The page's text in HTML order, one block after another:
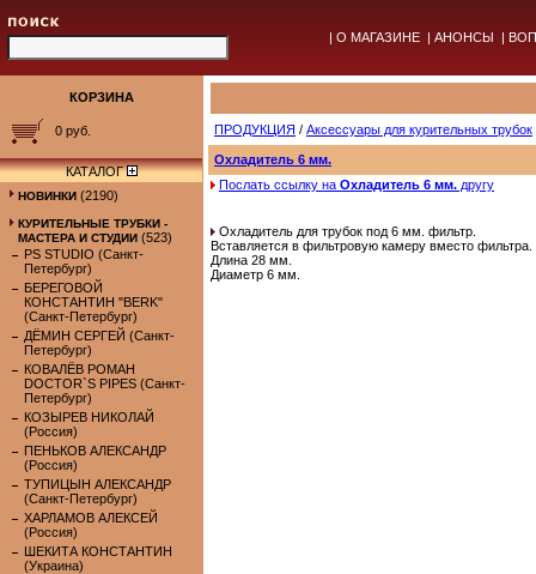
| О МАГАЗИНЕ | АНОНСЫ |
КОРЗИНА
0 руб.
КАТАЛОГ
НОВИНКИ (2190)
КУРИТЕЛЬНЫЕ ТРУБКИ -
МАСТЕРА И СТУДИИ (523)
PS STUDIO (Санкт-
Петербург)
БЕРЕГОВОЙ
КОНСТАНТИН "BERK"
(Санкт-Петербург)
ДЁМИН СЕРГЕЙ (Санкт-
Петербург)
КОВАЛЁВ РОМАН
DOCTOR`S PIPES (Санкт-
Петербург)
КОЗЫРЕВ НИКОЛАЙ
(Россия)
ПЕНЬКОВ АЛЕКСАНДР
(Россия)
ТУПИЦЫН АЛЕКСАНДР
(Санкт-Петербург)
ХАРЛАМОВ АЛЕКСЕЙ
(Россия)
ШЕКИТА КОНСТАНТИН
(Украина)
ПРОДУКЦИЯ / Аксессуары для курительных трубок
Охладитель 6 мм.
Послать ссылку на Охладитель 6 мм. другу
Охладитель для трубок под 6 мм. фильтр.
Вставляется в фильтровую камеру вместо фильтра.
Длина 28 мм.
Диаметр 6 мм.